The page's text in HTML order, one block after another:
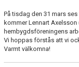
På tisdag den 31 mars
kommer Lennart
hembygdsföreningens
Vi hoppas förstås att vi
Varmt välkomna!